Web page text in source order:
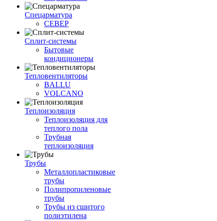
Спецарматура
СЕВЕР
Сплит-системы
Бытовые
кондиционеры
Тепловентиляторы
BALLU
VOLCANO
Теплоизоляция
Теплоизоляция для
теплого пола
Трубная
теплоизоляция
Трубы
Металлопластиковые
трубы
Полипропиленовые
трубы
Трубы из сшитого
полиэтилена